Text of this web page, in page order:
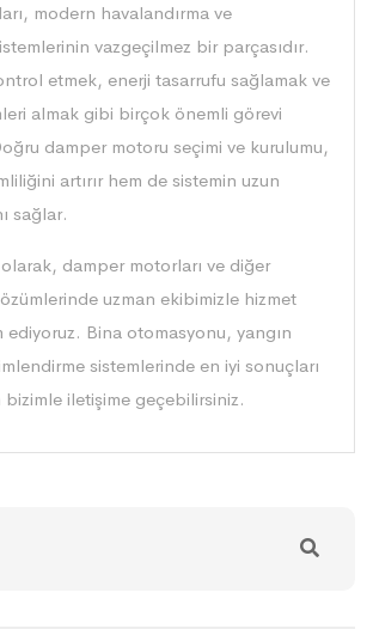
modern havalandırma ve
vazgeçilmez bir parçasıdır.
etmek, enerji tasarrufu sağlamak ve
almak gibi birçok önemli görevi
damper motoru seçimi ve kurulumu,
artırır hem de sistemin uzun
sağlar.
damper motorları ve diğer
uzman ekibimizle hizmet
ediyoruz. Bina otomasyonu, yangın
sistemlerinde en iyi sonuçları
iletişime geçebilirsiniz.